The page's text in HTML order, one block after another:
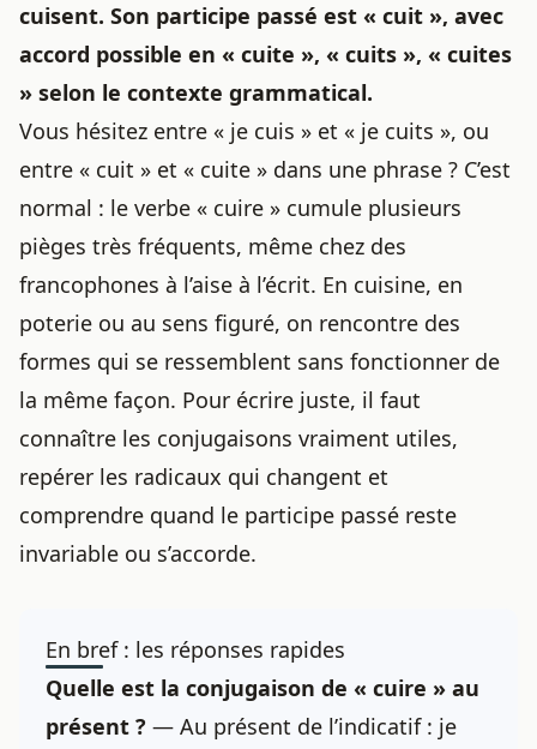
cuisent. Son participe passé est « cuit », avec
accord possible en « cuite », « cuits », « cuites
» selon le contexte grammatical.
Vous hésitez entre « je cuis » et « je cuits », ou
entre « cuit » et « cuite » dans une phrase ? C’est
normal : le verbe « cuire » cumule plusieurs
pièges très fréquents, même chez des
francophones à l’aise à l’écrit. En cuisine, en
poterie ou au sens figuré, on rencontre des
formes qui se ressemblent sans fonctionner de
la même façon. Pour écrire juste, il faut
connaître les conjugaisons vraiment utiles,
repérer les radicaux qui changent et
comprendre quand le participe passé reste
invariable ou s’accorde.
En bref : les réponses rapides
Quelle est la conjugaison de « cuire » au
présent ? — Au présent de l’indicatif : je